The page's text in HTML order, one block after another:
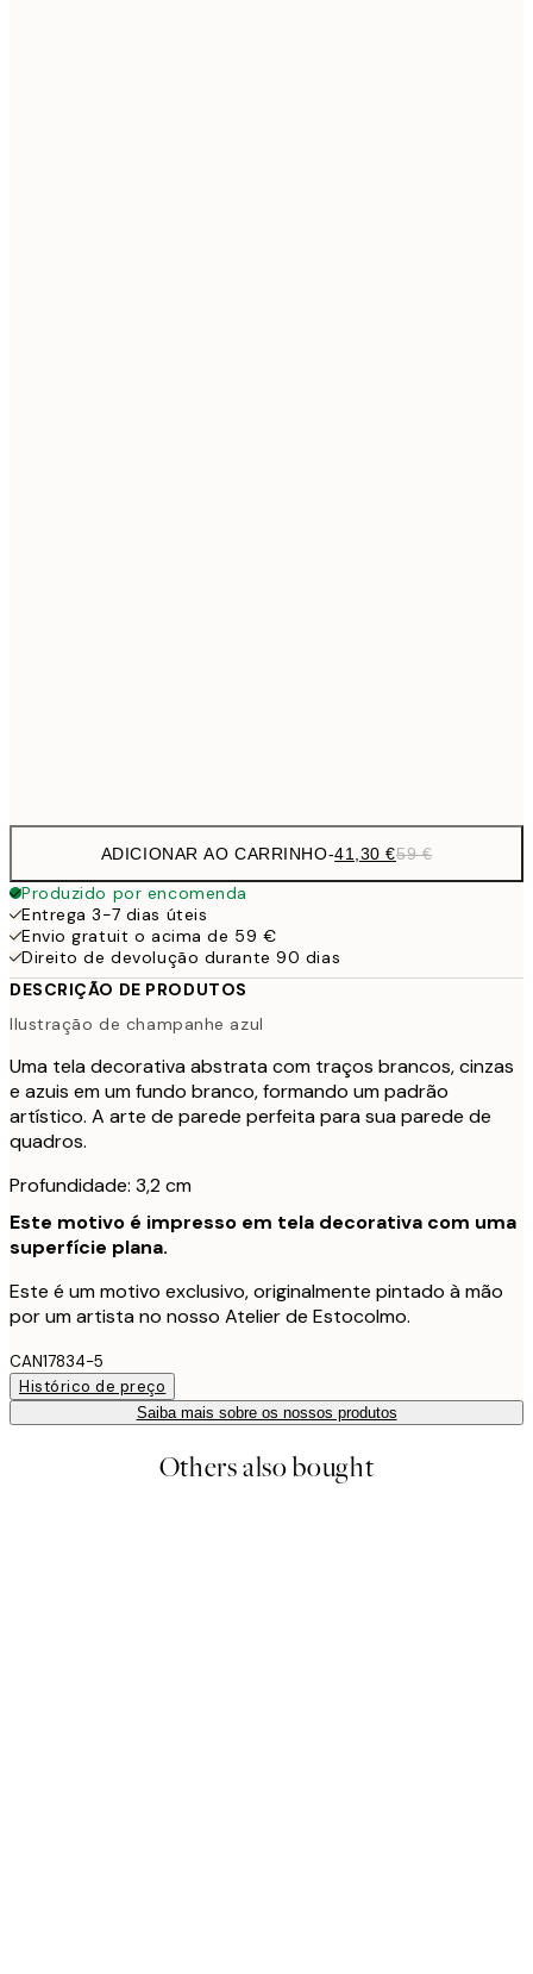
ADICIONAR AO CARRINHO-41,30 €59 €
Produzido por encomenda
Entrega 3-7 dias úteis
Envio gratuit o acima de 59 €
Direito de devolução durante 90 dias
DESCRIÇÃO DE PRODUTOS
Ilustração de champanhe azul
Uma tela decorativa abstrata com traços brancos, cinzas
e azuis em um fundo branco, formando um padrão
artístico. A arte de parede perfeita para sua parede de
quadros.
Profundidade: 3,2 cm
Este motivo é impresso em tela decorativa com uma
superfície plana.
Este é um motivo exclusivo, originalmente pintado à mão
por um artista no nosso Atelier de Estocolmo.
CAN17834-5
Histórico de preço
Saiba mais sobre os nossos produtos
Others also bought